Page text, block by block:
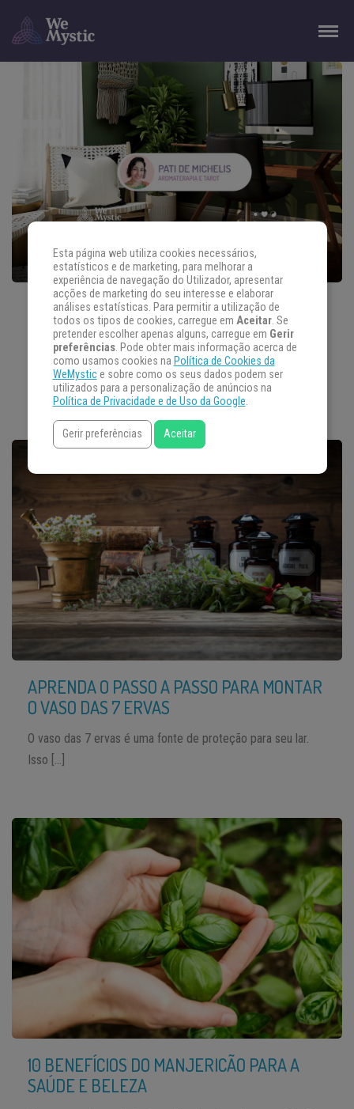
HOME OFFICE MAIS FOCADO E PRODUTIVO
COM ÓLEOS ESSENCIAIS
Trabalhar em casa é uma realidade cada vez mais comum e,
apesar dos muitos […]
APRENDA O PASSO A PASSO PARA MONTAR
O VASO DAS 7 ERVAS
O vaso das 7 ervas é uma fonte de proteção para seu lar.
Isso […]
10 BENEFÍCIOS DO MANJERICÃO PARA A
SAÚDE E BELEZA
Esta página web utiliza cookies necessários,
estatísticos e de marketing, para melhorar a
experiência de navegação do Utilizador, apresentar
acções de marketing do seu interesse e elaborar
análises estatísticas. Para permitir a utilização de
todos os tipos de cookies, carregue em Aceitar. Se
pretender escolher apenas alguns, carregue em Gerir
preferências. Pode obter mais informação acerca de
como usamos cookies na Política de Cookies da
WeMystice sobre como os seus dados podem ser
utilizados para a personalização de anúncios na
Política de Privacidade e de Uso da Google.
Gerir preferências Aceitar